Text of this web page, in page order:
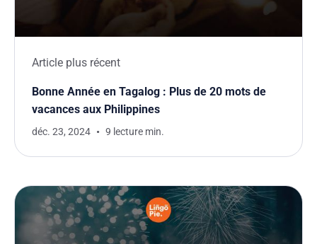
Article plus récent
Bonne Année en Tagalog : Plus de 20 mots de
vacances aux Philippines
déc. 23, 2024 9 lecture min.